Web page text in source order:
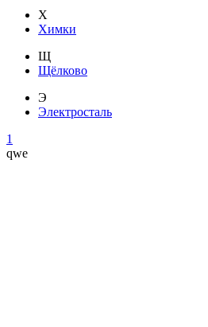
Х
Химки
Щ
Щёлково
Э
Электросталь
1
qwe